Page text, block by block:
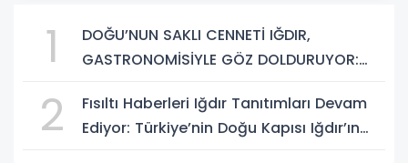
1
DOĞU’NUN SAKLI CENNETİ IĞDIR,
GASTRONOMİSİYLE GÖZ DOLDURUYOR:
BULUŞMA NOKTASI
2
Fısıltı Haberleri Iğdır Tanıtımları Devam
Ediyor: Türkiye’nin Doğu Kapısı Iğdır’ın